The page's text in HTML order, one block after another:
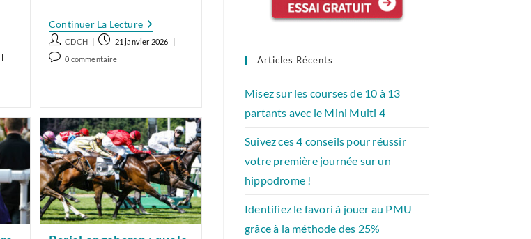
Continuer La LectureChamp
Libre
PMU
Paris
Auteur/autrice
de
CDCH
Publication
publiée :
21 janvier 2026
Commentaires
0 commentaire Articles Récents
Misez sur les courses de 10 à 13
partants avec le Mini Multi 4
Suivez ces 4 conseils pour réussir
votre première journée sur un
hippodrome !
Identifiez le favori à jouer au PMU
grâce à la méthode des 25%